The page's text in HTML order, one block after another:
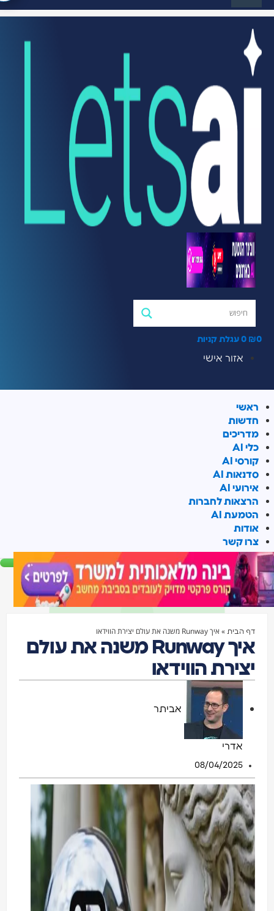
₪
0 עגלת קניות
אזור אישי
ראשי
חדשות
מדריכים
כלי AI
קורסי AI
סדנאות AI
אירועי AI
הרצאות לחברות
הטמעת AI
אודות
צרו קשר
דף הבית»איך Runway משנה את עולם יצירת הווידאו
איך Runway משנה את עולם
יצירת הווידאו
אביתר
אדרי
08/04/2025